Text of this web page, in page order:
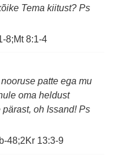
Tema kiitust? Ps
8;Mt 8:1-4
patte ega mu
oma heldust
oh Issand! Ps
48;2Kr 13:3-9